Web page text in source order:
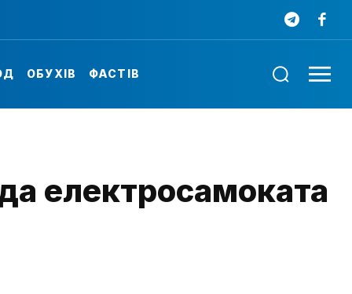
ОБУХІВ ФАСТІВ
електросамоката